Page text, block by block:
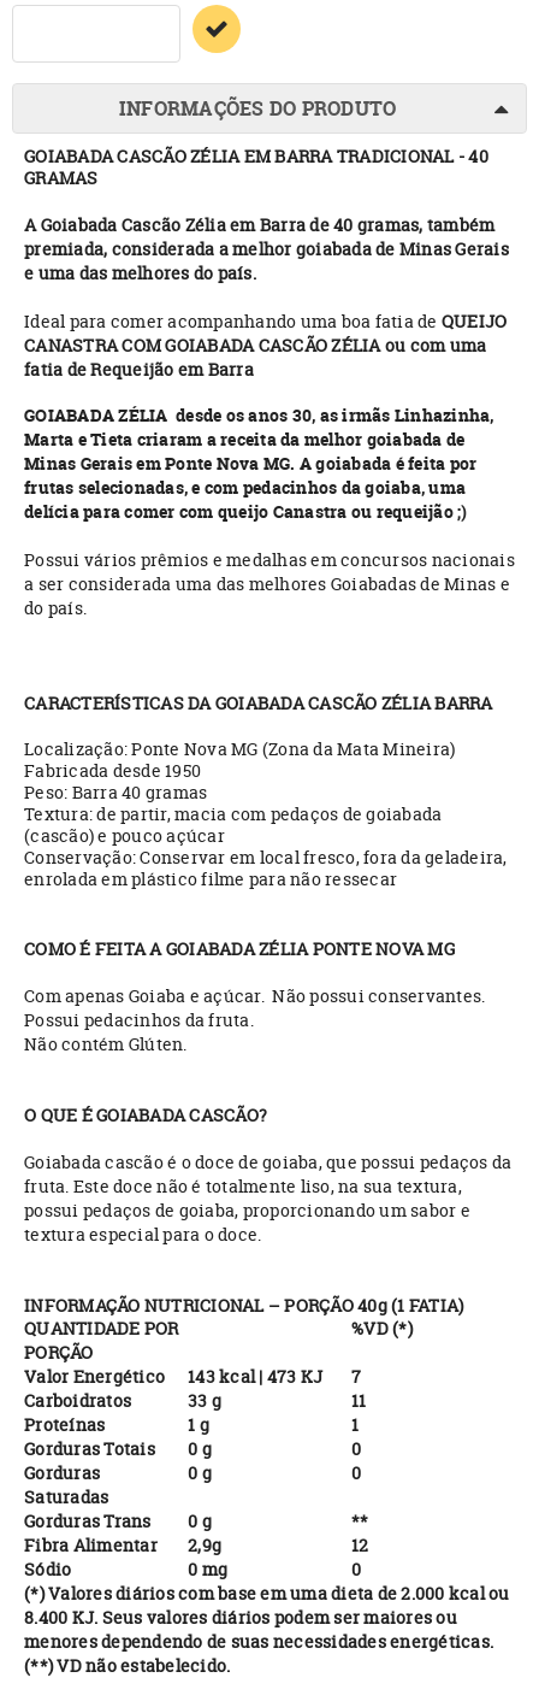
INFORMAÇÕES DO PRODUTO
GOIABADA CASCÃO ZÉLIA EM BARRA TRADICIONAL - 40
GRAMAS
A Goiabada Cascão Zélia em Barra de 40 gramas, também
premiada, considerada a melhor goiabada de Minas Gerais
e uma das melhores do país.
Ideal para comer acompanhando uma boa fatia de QUEIJO
CANASTRA COM GOIABADA CASCÃO ZÉLIAou com uma
fatia de Requeijão em Barra
GOIABADA ZÉLIA desde os anos 30, as irmãs Linhazinha,
Marta e Tieta criaram a receita da melhor goiabada de
Minas Gerais em Ponte Nova MG. A goiabada é feita por
frutas selecionadas, e com pedacinhos da goiaba, uma
delícia para comer com queijo Canastra ou requeijão ;)
Possui vários prêmios e medalhas em concursos nacionais
a ser considerada uma das melhores Goiabadas de Minas e
do país.
CARACTERÍSTICAS DA GOIABADA CASCÃO ZÉLIA BARRA
Localização: Ponte Nova MG (Zona da Mata Mineira)
Fabricada desde 1950
Peso: Barra 40 gramas
Textura: de partir, macia com pedaços de goiabada
(cascão) e pouco açúcar
Conservação: Conservar em local fresco, fora da geladeira,
enrolada em plástico filme para não ressecar
COMO É FEITA A GOIABADA ZÉLIA PONTE NOVA MG
Com apenas Goiaba e açúcar. Não possui conservantes.
Possui pedacinhos da fruta.
Não contém Glúten.
O QUE É GOIABADA CASCÃO?
Goiabada cascão é o doce de goiaba, que possui pedaços da
fruta. Este doce não é totalmente liso, na sua textura,
possui pedaços de goiaba, proporcionando um sabor e
textura especial para o doce.
INFORMAÇÃO NUTRICIONAL – PORÇÃO 40g (1 FATIA)
QUANTIDADE POR
PORÇÃO
%VD (*)
Valor Energético 143 kcal | 473 KJ
7
Carboidratos
33 g
11
Proteínas
1 g
1
Gorduras Totais
0 g
0
Gorduras
Saturadas
0 g 0
Gorduras Trans 0 g
**
Fibra Alimentar
2,9g
12
Sódio
0 mg
0
(*) Valores diários com base em uma dieta de 2.000 kcal ou
8.400 KJ. Seus valores diários podem ser maiores ou
menores dependendo de suas necessidades energéticas.
(**) VD não estabelecido.